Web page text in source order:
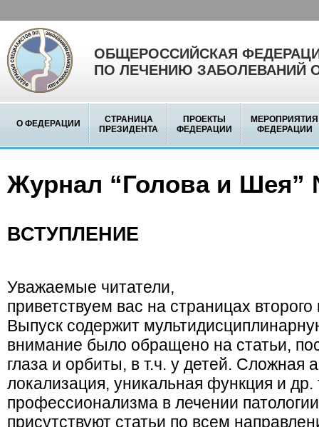
ОБЩЕРОССИЙСКАЯ
ПО ЛЕЧЕНИЮ ЗАБОЛЕВАНИЙ
О ФЕДЕРАЦИИ
СТРАНИЦА
ПРЕЗИДЕНТА
ПРОЕКТЫ
ФЕДЕРАЦИИ
МЕРОПРИЯТИЯ
ФЕДЕРАЦИИ
Журнал “Голова и Шея”
ВСТУПЛЕНИЕ
Уважаемые читатели,
приветствуем вас на страницах
Выпуск содержит
внимание было обращено на статьи,
глаза и орбиты, в т.ч. у детей. Сложная
локализация, уникальная функция и др.
профессионализма в лечении
присутствуют статьи по всем